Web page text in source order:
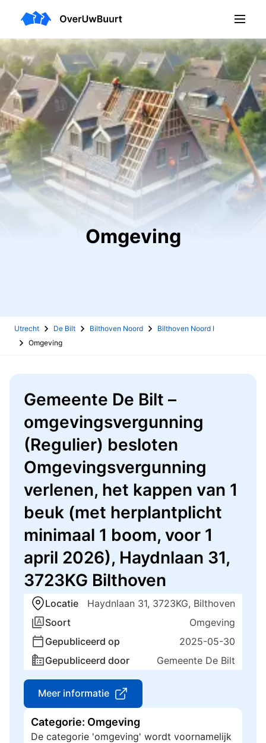
Omgeving
Utrecht De Bilt Bilthoven Noord
Bilthoven Noord I
Omgeving
Gemeente De Bilt –
omgevingsvergunning
(Regulier) besloten
Omgevingsvergunning
verlenen, het kappen van 1
beuk (met herplantplicht
minimaal 1 boom, voor 1
april 2026), Haydnlaan 31,
3723KG Bilthoven
Locatie
Haydnlaan 31, 3723KG, Bilthoven
Soort
Omgeving
Gepubliceerd op
2025-05-30
Gepubliceerd door
Gemeente De Bilt
Meer informatie
Categorie: Omgeving
De categorie 'omgeving' wordt voornamelijk